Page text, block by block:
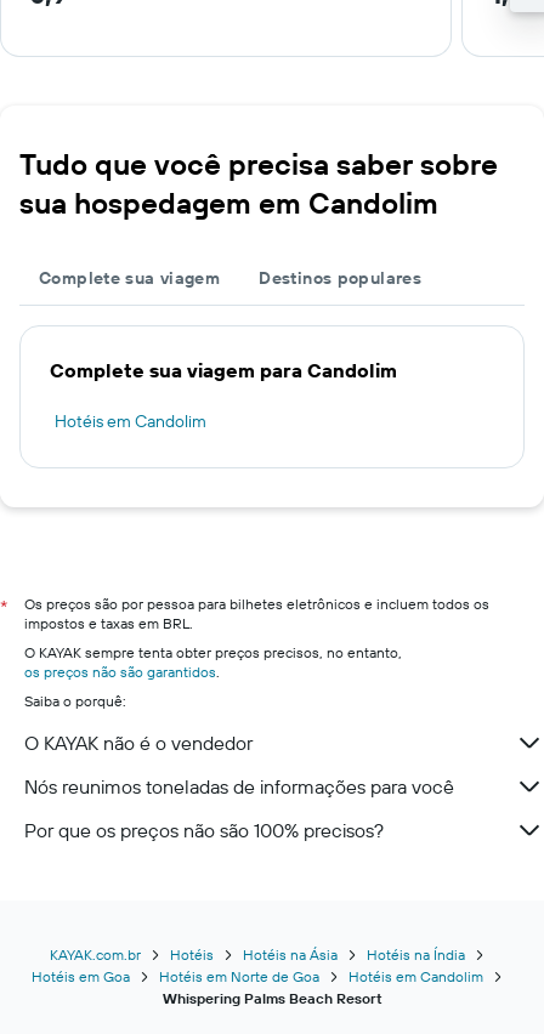
Tudo que você precisa saber sobre
sua hospedagem em Candolim
Complete sua viagem Destinos populares
Complete sua viagem para Candolim
Hotéis em Candolim
*
Os preços são por pessoa para bilhetes eletrônicos e incluem todos os
impostos e taxas em BRL.
O KAYAK sempre tenta obter preços precisos, no entanto,
os preços não são garantidos.
Saiba o porquê:
O KAYAK não é o vendedor
Nós reunimos toneladas de informações para você
Por que os preços não são 100% precisos?
KAYAK.com.br Hotéis Hotéis na Ásia
Hotéis na Índia
Hotéis em Goa
Hotéis em Norte de Goa
Hotéis em Candolim
Whispering Palms Beach Resort